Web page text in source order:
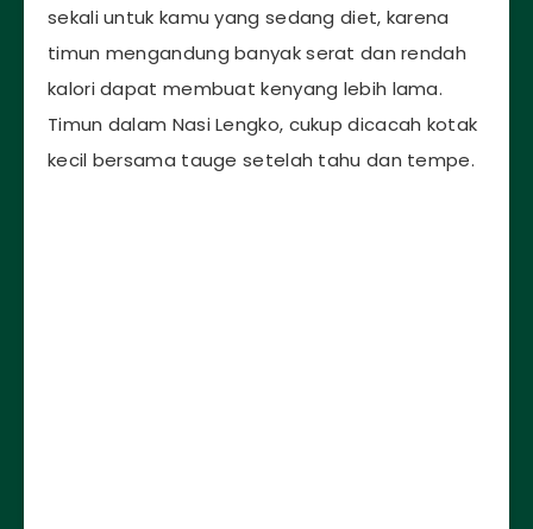
sekali untuk kamu yang sedang diet, karena
timun mengandung banyak serat dan rendah
kalori dapat membuat kenyang lebih lama.
Timun dalam Nasi Lengko, cukup dicacah kotak
kecil bersama tauge setelah tahu dan tempe.